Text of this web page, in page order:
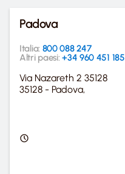
Padova
Italia: 800 088 247
Altri paesi:+34 960 451 185
Via Nazareth 2 35128
35128 - Padova,